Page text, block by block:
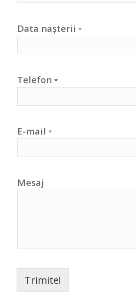
Data nașterii *
Telefon *
E-mail *
Mesaj
Trimite!